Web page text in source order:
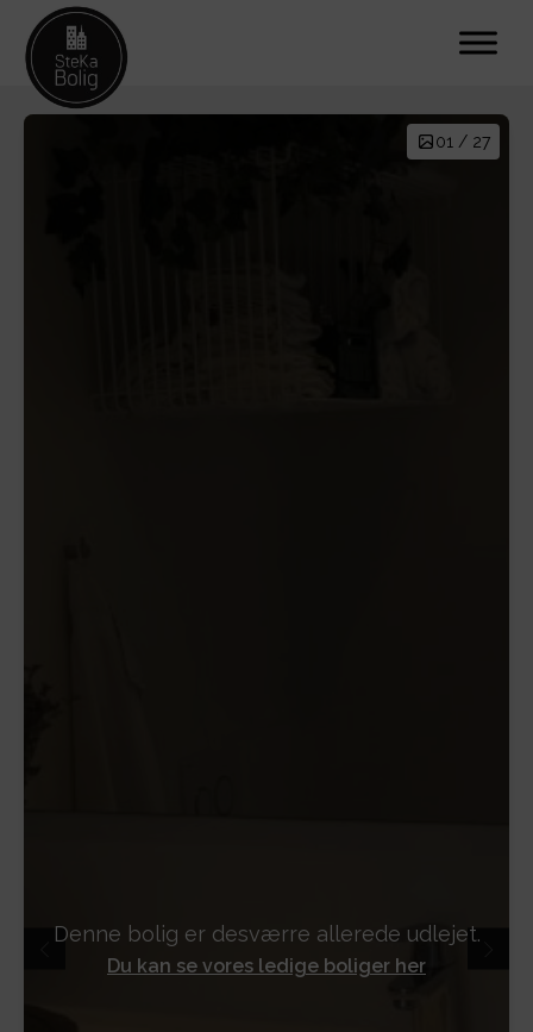
Denne bolig er desværre allerede udlejet.
Du kan se vores ledige boliger her
01 / 27